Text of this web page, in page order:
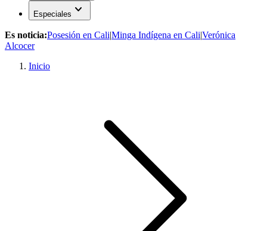
Especiales expand_more
Es noticia:Posesión en Cali|Minga Indígena en Cali|Verónica
Alcocer
Inicio